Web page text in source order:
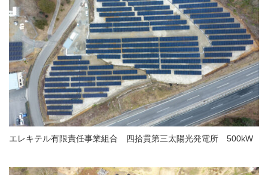
エレキテル有限責任事業組合 四拾貫第三太陽光発電所 500kW